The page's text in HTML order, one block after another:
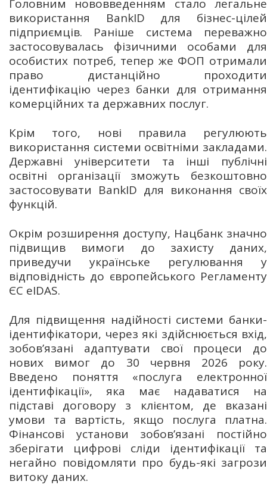
Головним нововведенням стало легальне
використання BankID для бізнес-цілей
підприємців. Раніше система переважно
застосовувалась фізичними особами для
особистих потреб, тепер же ФОП отримали
право дистанційно проходити
ідентифікацію через банки для отримання
комерційних та державних послуг.
Крім того, нові правила регулюють
використання системи освітніми закладами.
Державні університети та інші публічні
освітні організації зможуть безкоштовно
застосовувати BankID для виконання своїх
функцій.
Окрім розширення доступу, Нацбанк значно
підвищив вимоги до захисту даних,
приведучи українське регулювання у
відповідність до європейського Регламенту
ЄС eIDAS.
Для підвищення надійності системи банки-
ідентифікатори, через які здійснюється вхід,
зобов’язані адаптувати свої процеси до
нових вимог до 30 червня 2026 року.
Введено поняття «послуга електронної
ідентифікації», яка має надаватися на
підставі договору з клієнтом, де вказані
умови та вартість, якщо послуга платна.
Фінансові установи зобов’язані постійно
зберігати цифрові сліди ідентифікації та
негайно повідомляти про будь-які загрози
витоку даних.